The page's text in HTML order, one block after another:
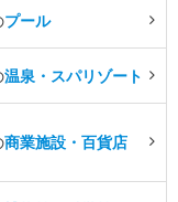
プール
温泉・スパリゾート
商業施設・百貨店